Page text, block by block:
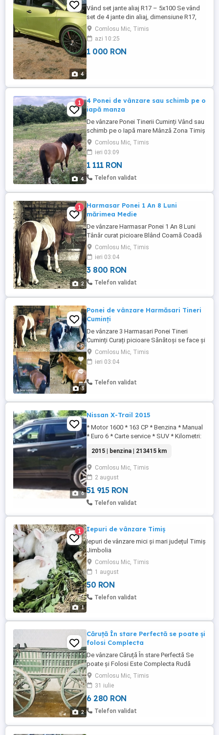
4
Vând set jante aliaj R17 – 5x100 Se vând
set de 4 jante din aliaj, dimensiune R17,
prindere 5x100. Jantele sunt în stare bună,
culoare negru cu bandă verde pe margine,
având un aspect sport și deosebit. Nu
prezintă fisuri sau suduri. Potrivite pentru
Comlosu Mic, Timis
azi 10:25
1 000 RON
4
1
4 Ponei de vânzare sau schimb pe o
iapă manza
De vânzare Ponei Tinerii Cuminți Vând sau
schimb pe o Iapă mare Mânză Zona Timiș
(
Comlosu Mic, Timis
ieri 03:09
1 111 RON
Telefon validat
2
1
Harmasar Ponei 1 An 8 Luni
mărimea Medie
De vânzare Harmasar Ponei 1 An 8 Luni
Tânăr curat picioare Blând Coamă Coadă
sănătos 3800 Lei Neg Timiș Jimbolia
Comlosu Mic, Timis
ieri 03:04
3 800 RON
Telefon validat
3
Ponei de vânzare Harmăsari Tineri
Cuminți
De vânzare 3 Harmasari Ponei Tineri
Cuminți Curați picioare Sănătoși se face și
schimb Schimbare doar cu Poneiță tânără
Sau Iapă Mare Tânără
Comlosu Mic, Timis
ieri 03:04
Telefon validat
6
Nissan X-Trail 2015
* Motor 1600 * 163 CP * Benzina * Manual
* Euro 6 * Carte service * SUV * Kilometri:
spate * Distributie lant * Ulei, filtru nou *
Camere 360 * Roti iarna si vara * Carlig de
remorcare * Detalii la telefon: * Unic
propietar in Germania * Inspectia tehnica
pe 2 a ...
2015 | benzina | 213415 km
Comlosu Mic, Timis
2 august
51 915 RON
Telefon validat
1
1 Iepuri de vânzare Timiș
Iepuri de vânzare mici și mari județul Timiș
Jimbolia
Comlosu Mic, Timis
1 august
50 RON
Telefon validat
2
Căruță În stare Perfectă se poate și
folosi Complecta
De vânzare Căruță În stare Perfectă Se
poate și Folosi Este Complecta Rudă
Ladă șiț 2 crucite de 2 cai Prețul 1200 Neg
Comlosu Mic, Timis
31 iulie
6 280 RON
Telefon validat